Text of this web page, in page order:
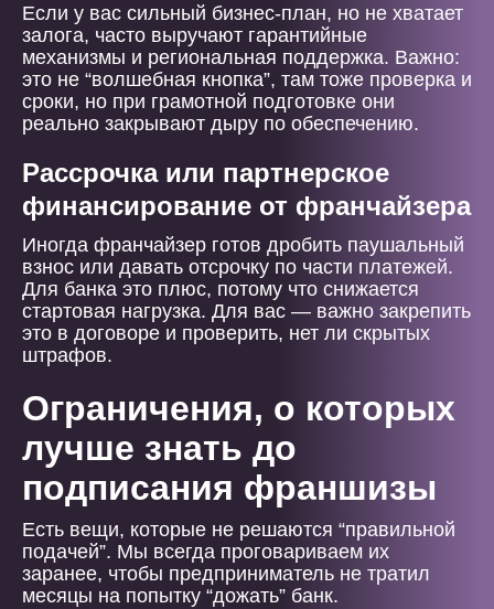
Если у вас сильный бизнес-план, но не хватает
залога, часто выручают гарантийные
механизмы и региональная поддержка. Важно:
это не “волшебная кнопка”, там тоже проверка и
сроки, но при грамотной подготовке они
реально закрывают дыру по обеспечению.
Рассрочка или партнерское
финансирование от франчайзера
Иногда франчайзер готов дробить паушальный
взнос или давать отсрочку по части платежей.
Для банка это плюс, потому что снижается
стартовая нагрузка. Для вас — важно закрепить
это в договоре и проверить, нет ли скрытых
штрафов.
Ограничения, о которых
лучше знать до
подписания франшизы
Есть вещи, которые не решаются “правильной
подачей”. Мы всегда проговариваем их
заранее, чтобы предприниматель не тратил
месяцы на попытку “дожать” банк.